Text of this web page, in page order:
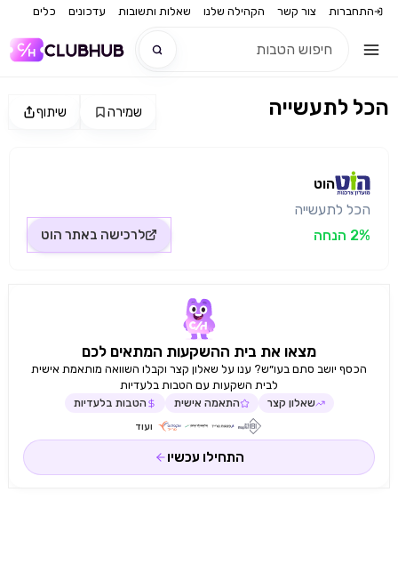
התחברות צור קשר הקהילה שלנו שאלות ותשובות עדכונים כלים
שיתוף שמירה הכל לתעשייה
הוט
הכל לתעשייה
2% הנחה
לרכישה באתר הוט
מצאו את בית ההשקעות המתאים לכם
הכסף יושב סתם בעו״ש? ענו על שאלון קצר וקבלו השוואה מותאמת אישית
לבית השקעות עם הטבות בלעדיות
שאלון קצר התאמה אישית הטבות בלעדיות
ועוד
התחילו עכשיו